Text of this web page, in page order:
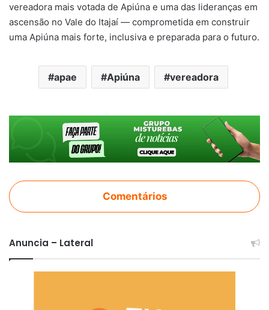
vereadora mais votada de Apiúna e uma das lideranças em
ascensão no Vale do Itajaí — comprometida em construir
uma Apiúna mais forte, inclusiva e preparada para o futuro.
apae Apiúna vereadora
Comentários
Anuncia – Lateral